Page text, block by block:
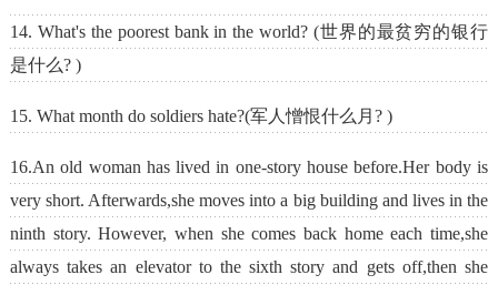
14. What's the poorest bank in the world? (世界的最贫穷的银行
是什么? )
15. What month do soldiers hate?(军人憎恨什么月? )
16.An old woman has lived in one-story house before.Her body is
very short. Afterwards,she moves into a big building and lives in the
ninth story. However, when she comes back home each time,she
always takes an elevator to the sixth story and gets off,then she